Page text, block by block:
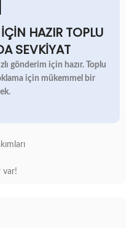
HAZIR TOPLU
SEVKIYAT
gönderim için hazır. Toplu
için mükemmel bir
var!